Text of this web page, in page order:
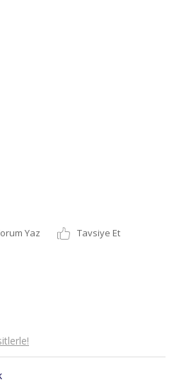
Yaz
Tavsiye Et